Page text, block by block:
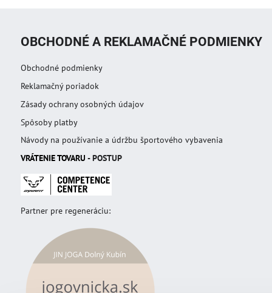
OBCHODNÉ A REKLAMAČNÉ PODMIENKY
Obchodné podmienky
Reklamačný poriadok
Zásady ochrany osobných údajov
Spôsoby platby
Návody na používanie a údržbu športového vybavenia
VRÁTENIE TOVARU - POSTUP
Partner pre regeneráciu: